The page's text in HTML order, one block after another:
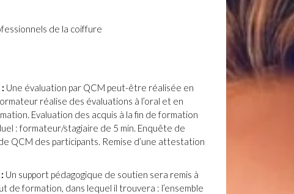
de la coiffure
Une évaluation par QCM peut-être réalisée en
réalise des évaluations à l’oral et en
Evaluation des acquis à la fin de formation
: formateur/stagiaire de 5 min. Enquête de
QCM des participants. Remise d’une attestation
Un support pédagogique de soutien sera remis à
de formation, dans lequel il trouvera : l’ensemble